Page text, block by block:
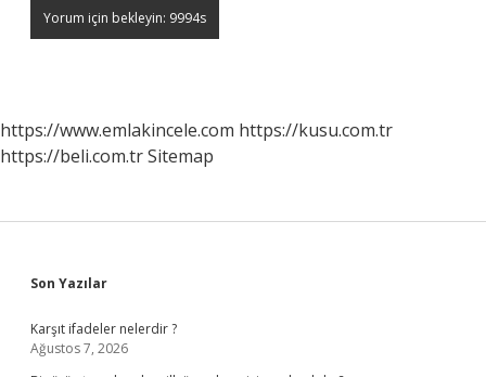
https://www.emlakincele.com https://kusu.com.tr
https://beli.com.trSitemap
Sidebar
Son Yazılar
Karşıt ifadeler nelerdir ?
Ağustos 7, 2026